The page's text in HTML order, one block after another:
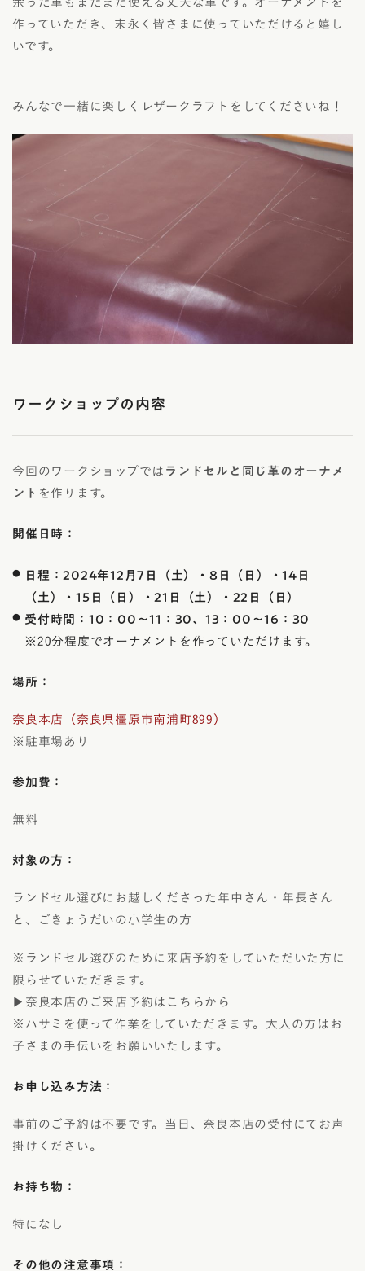
作っていただき、末永く皆さまに使っていただけると嬉し
いです。
みんなで一緒に楽しくレザークラフトをしてくださいね！
ワークショップの内容
今回のワークショップでは ランドセルと同じ革のオーナメ
ント を作ります。
開催日時：
日程：2024年12月7日（土）・8日（日）・14日
（土）・15日（日）・21日（土）・22日（日）
受付時間：10：00～11：30、13：00～16：30
※20分程度でオーナメントを作っていただけます。
場所：
奈良本店（奈良県橿原市南浦町899）
※駐車場あり
参加費：
無料
対象の方：
ランドセル選びにお越しくださった年中さん・年長さん
と、ごきょうだいの小学生の方
※ランドセル選びのために来店予約をしていただいた方に
限らせていただきます。
▶奈良本店のご来店予約はこちらから
※ハサミを使って作業をしていただきます。大人の方はお
子さまの手伝いをお願いいたします。
お申し込み方法：
事前のご予約は不要です。当日、奈良本店の受付にてお声
掛けください。
お持ち物：
特になし
その他の注意事項：